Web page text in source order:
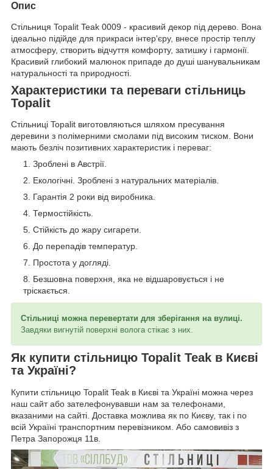
Опис
Стільниця Topalit Teak 0009 - красивий декор під дерево. Вона
ідеально підійде для прикраси інтер'єру, внесе простір теплу
атмосферу, створить відчуття комфорту, затишку і гармонії.
Красивий глибокий малюнок припаде до душі шанувальникам
натуральності та природності.
Характеристики та переваги стільниць
Topalit
Стільниці Topalit виготовляються шляхом пресування
деревини з полімерними смолами під високим тиском. Вони
мають безліч позитивних характеристик і переваг:
Зроблені в Австрії.
Екологічні. Зроблені з натуральних матеріалів.
Гарантія 2 роки від виробника.
Термостійкість.
Стійкість до жару сигарети.
До перепадів температур.
Простота у догляді.
Безшовна поверхня, яка не відшаровується і не
тріскається.
Стільниці можна перевертати для зберігання на вулиці.
Завдяки вигнутій поверхні волога стікає з них.
Як купити стільницю Topalit Teak в Києві
та Україні?
Купити стільницю Topalit Teak в Києві та Україні можна через
наш сайт або зателефонувавши нам за телефонами,
вказаними на сайті. Доставка можлива як по Києву, так і по
всій Україні транспортним перевізником. Або самовивіз з
Петра Запорожця 11в.